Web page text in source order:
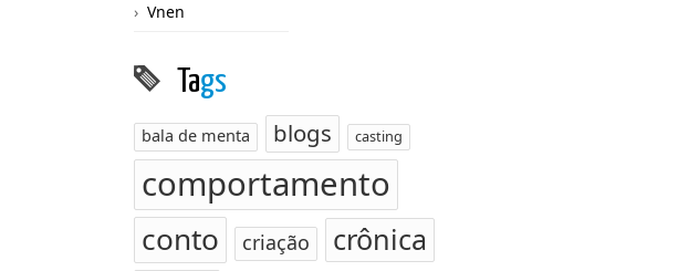
Vnen
Tags
bala de menta blogs casting
comportamento
conto criação crônica